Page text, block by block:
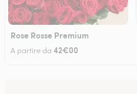
Rose Rosse Premium
A partire da 42€00